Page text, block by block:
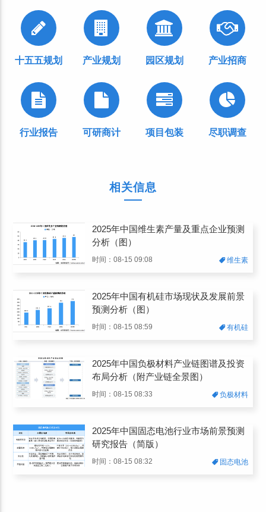
十五五规划 产业规划 园区规划 产业招商
行业报告 可研商计 项目包装 尽职调查
相关信息
2025年中国维生素产量及重点企业预测
分析（图）
时间：08-15 09:08 维生素
2025年中国有机硅市场现状及发展前景
预测分析（图）
时间：08-15 08:59 有机硅
2025年中国负极材料产业链图谱及投资
布局分析（附产业链全景图）
时间：08-15 08:33 负极材料
2025年中国固态电池行业市场前景预测
研究报告（简版）
时间：08-15 08:32 固态电池